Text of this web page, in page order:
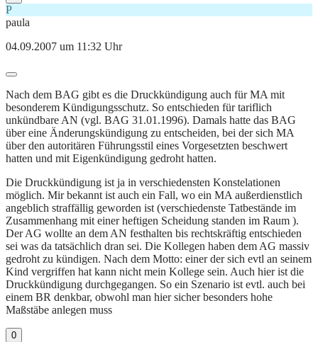
P
paula
04.09.2007 um 11:32 Uhr
Nach dem BAG gibt es die Druckkündigung auch für MA mit
besonderem Kündigungsschutz. So entschieden für tariflich
unkündbare AN (vgl. BAG 31.01.1996). Damals hatte das BAG
über eine Änderungskündigung zu entscheiden, bei der sich MA
über den autoritären Führungsstil eines Vorgesetzten beschwert
hatten und mit Eigenkündigung gedroht hatten.
Die Druckkündigung ist ja in verschiedensten Konstelationen
möglich. Mir bekannt ist auch ein Fall, wo ein MA außerdienstlich
angeblich straffällig geworden ist (verschiedenste Tatbestände im
Zusammenhang mit einer heftigen Scheidung standen im Raum ).
Der AG wollte an dem AN festhalten bis rechtskräftig entschieden
sei was da tatsächlich dran sei. Die Kollegen haben dem AG massiv
gedroht zu kündigen. Nach dem Motto: einer der sich evtl an seinem
Kind vergriffen hat kann nicht mein Kollege sein. Auch hier ist die
Druckkündigung durchgegangen. So ein Szenario ist evtl. auch bei
einem BR denkbar, obwohl man hier sicher besonders hohe
Maßstäbe anlegen muss
0